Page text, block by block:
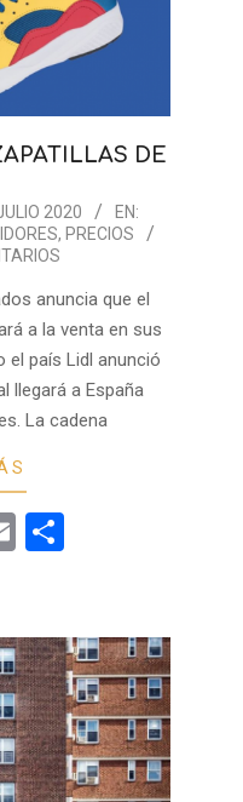
DE
2020
EN:
, PRECIOS
anuncia que el
a la venta en sus
el país Lidl anunció
llegará a España
La cadena
Email